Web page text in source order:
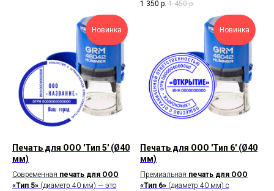
1 350 р. 1 450 р.
Новинка
Печать для ООО 'Тип 5' (Ø40
мм)
Современная печать для ООО
«Тип 5» (диаметр 40 мм) — это
Новинка
Печать для ООО 'Тип 6' (Ø40
мм)
Премиальная печать для ООО
«Тип 6» (диаметр 40 мм) с